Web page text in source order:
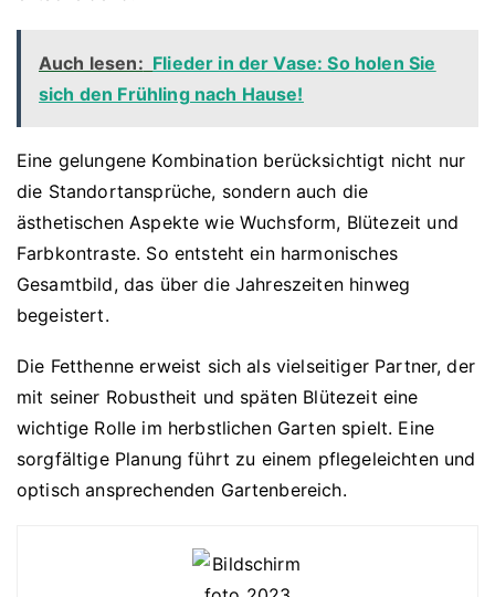
Auch lesen: Flieder in der Vase: So holen Sie
sich den Frühling nach Hause!
Eine gelungene Kombination berücksichtigt nicht nur
die Standortansprüche, sondern auch die
ästhetischen Aspekte wie Wuchsform, Blütezeit und
Farbkontraste. So entsteht ein harmonisches
Gesamtbild, das über die Jahreszeiten hinweg
begeistert.
Die Fetthenne erweist sich als vielseitiger Partner, der
mit seiner Robustheit und späten Blütezeit eine
wichtige Rolle im herbstlichen Garten spielt. Eine
sorgfältige Planung führt zu einem pflegeleichten und
optisch ansprechenden Gartenbereich.